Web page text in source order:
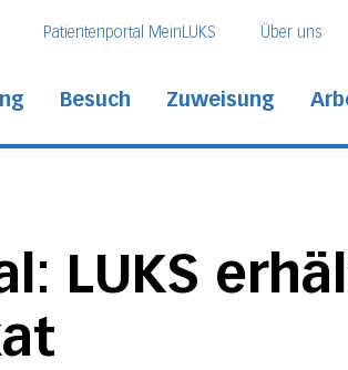
Patientenportal MeinLUKS Über uns
Besuch Zuweisung
LUKS